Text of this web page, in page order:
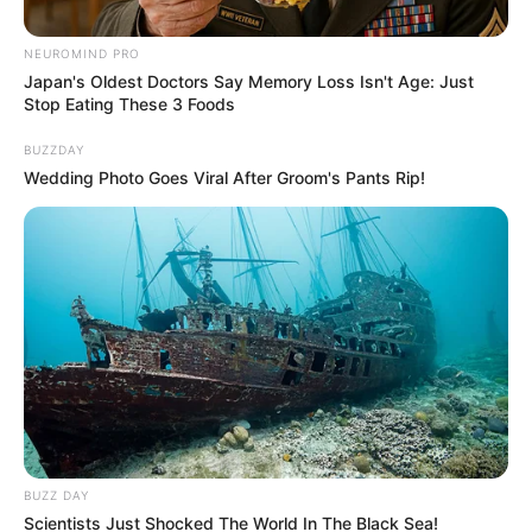
Alcaldía de Tenjo
Por:Juan Manuel Vargas Ovalle
Septiembre 2, 2021
NEUROMIND PRO
Japan's Oldest Doctors Say Memory Loss Isn't Age: Just
Stop Eating These 3 Foods
BUZZDAY
Wedding Photo Goes Viral After Groom's Pants Rip!
BUZZ DAY
Scientists Just Shocked The World In The Black Sea!